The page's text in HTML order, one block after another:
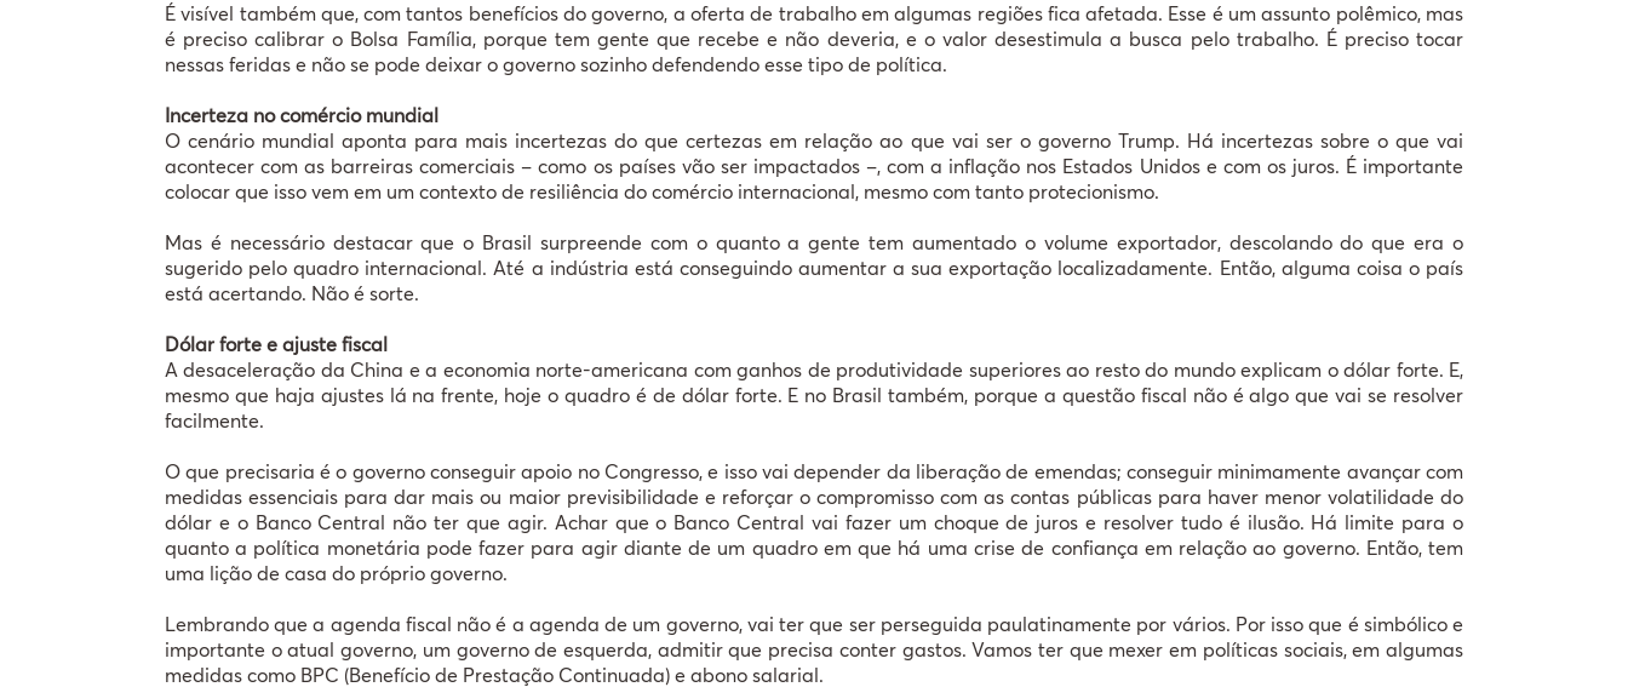
É visível também que, com tantos benefícios do governo, a oferta de trabalho em algumas regiões fica afetada. Esse é um assunto polêmico, mas
é preciso calibrar o Bolsa Família, porque tem gente que recebe e não deveria, e o valor desestimula a busca pelo trabalho. É preciso tocar
nessas feridas e não se pode deixar o governo sozinho defendendo esse tipo de política.
Incerteza no comércio mundial
O cenário mundial aponta para mais incertezas do que certezas em relação ao que vai ser o governo Trump. Há incertezas sobre o que vai
acontecer com as barreiras comerciais – como os países vão ser impactados –, com a inflação nos Estados Unidos e com os juros. É importante
colocar que isso vem em um contexto de resiliência do comércio internacional, mesmo com tanto protecionismo.
Mas é necessário destacar que o Brasil surpreende com o quanto a gente tem aumentado o volume exportador, descolando do que era o
sugerido pelo quadro internacional. Até a indústria está conseguindo aumentar a sua exportação localizadamente. Então, alguma coisa o país
está acertando. Não é sorte.
Dólar forte e ajuste fiscal
A desaceleração da China e a economia norte-americana com ganhos de produtividade superiores ao resto do mundo explicam o dólar forte. E,
mesmo que haja ajustes lá na frente, hoje o quadro é de dólar forte. E no Brasil também, porque a questão fiscal não é algo que vai se resolver
facilmente.
O que precisaria é o governo conseguir apoio no Congresso, e isso vai depender da liberação de emendas; conseguir minimamente avançar com
medidas essenciais para dar mais ou maior previsibilidade e reforçar o compromisso com as contas públicas para haver menor volatilidade do
dólar e o Banco Central não ter que agir. Achar que o Banco Central vai fazer um choque de juros e resolver tudo é ilusão. Há limite para o
quanto a política monetária pode fazer para agir diante de um quadro em que há uma crise de confiança em relação ao governo. Então, tem
uma lição de casa do próprio governo.
Lembrando que a agenda fiscal não é a agenda de um governo, vai ter que ser perseguida paulatinamente por vários. Por isso que é simbólico e
importante o atual governo, um governo de esquerda, admitir que precisa conter gastos. Vamos ter que mexer em políticas sociais, em algumas
medidas como BPC (Benefício de Prestação Continuada) e abono salarial.